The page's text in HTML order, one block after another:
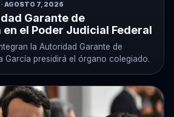
· AGOSTO 7, 2026
Garante de
el Poder Judicial Federal
la Autoridad Garante de
García presidirá el órgano colegiado.